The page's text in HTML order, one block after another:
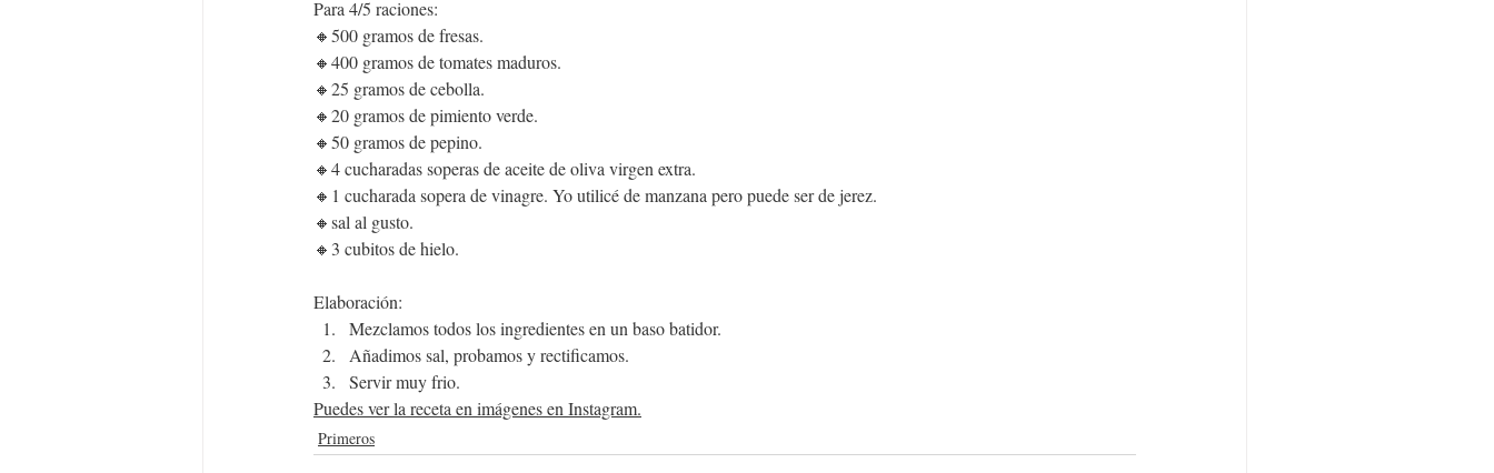
Para 4/5 raciones:
🔸500 gramos de fresas.
🔸400 gramos de tomates maduros.
🔸25 gramos de cebolla.
🔸20 gramos de pimiento verde.
🔸50 gramos de pepino.
🔸4 cucharadas soperas de aceite de oliva virgen extra.
🔸1 cucharada sopera de vinagre. Yo utilicé de manzana pero puede ser de jerez.
🔸sal al gusto.
🔸3 cubitos de hielo.
Elaboración:
Mezclamos todos los ingredientes en un baso batidor.
Añadimos sal, probamos y rectificamos.
Servir muy frio.
Puedes ver la receta en imágenes en Instagram.
Primeros